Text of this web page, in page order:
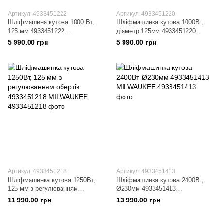
Артикул: 4933451222
Шліфмашина кутова 1000 Вт,
125 мм 4933451222
MILWAUKEE
5 990.00 грн
Артикул: 4933451220
Шліфмашинка кутова 1000Вт,
діаметр 125мм 4933451220
MILWAUKEE
5 990.00 грн
Артикул: 4933451218
Шліфмашинка кутова 1250Вт,
125 мм з регулюванням
обертів 4933451218
MILWAUKEE
11 990.00 грн
Артикул: 4933451413
Шліфмашинка кутова 2400Вт,
Ø230мм 4933451413
MILWAUKEE
13 990.00 грн